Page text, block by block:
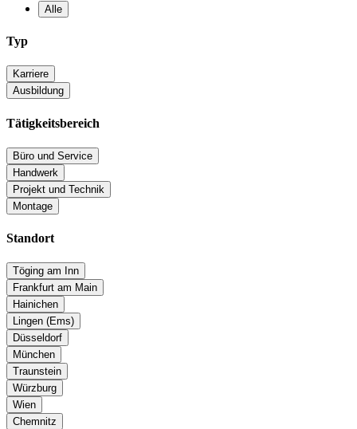
Alle
Typ
Karriere
Ausbildung
Tätigkeitsbereich
Büro und Service
Handwerk
Projekt und Technik
Montage
Standort
Töging am Inn
Frankfurt am Main
Hainichen
Lingen (Ems)
Düsseldorf
München
Traunstein
Würzburg
Wien
Chemnitz